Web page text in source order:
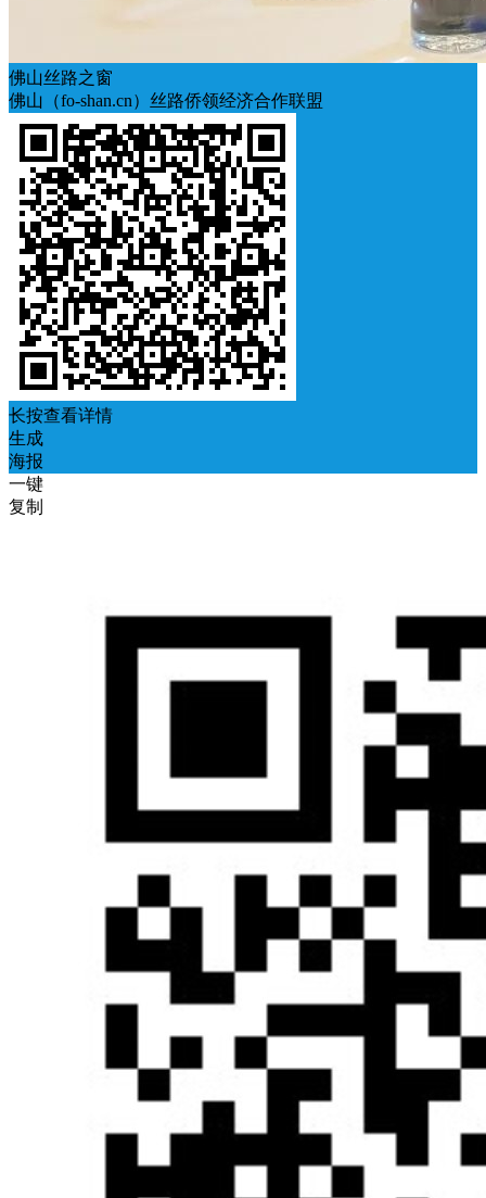
佛山丝路之窗
佛山（fo-shan.cn）丝路侨领经济合作联盟
长按查看详情
生成
海报
一键
复制